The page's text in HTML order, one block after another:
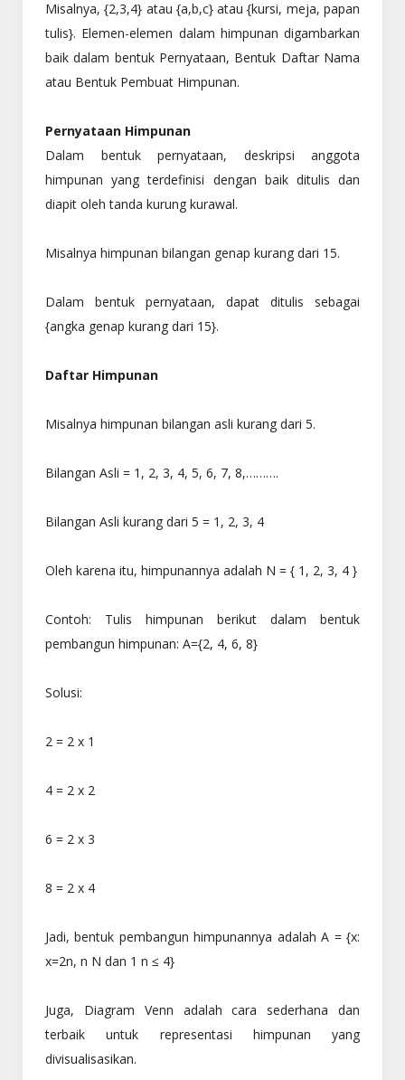
Misalnya, {2,3,4} atau {a,b,c} atau {kursi, meja, papan
tulis}. Elemen-elemen dalam himpunan digambarkan
baik dalam bentuk Pernyataan, Bentuk Daftar Nama
atau Bentuk Pembuat Himpunan.
Pernyataan Himpunan
Dalam bentuk pernyataan, deskripsi anggota
himpunan yang terdefinisi dengan baik ditulis dan
diapit oleh tanda kurung kurawal.
Misalnya himpunan bilangan genap kurang dari 15.
Dalam bentuk pernyataan, dapat ditulis sebagai
{angka genap kurang dari 15}.
Daftar Himpunan
Misalnya himpunan bilangan asli kurang dari 5.
Bilangan Asli = 1, 2, 3, 4, 5, 6, 7, 8,……….
Bilangan Asli kurang dari 5 = 1, 2, 3, 4
Oleh karena itu, himpunannya adalah N = { 1, 2, 3, 4 }
Contoh: Tulis himpunan berikut dalam bentuk
pembangun himpunan: A={2, 4, 6, 8}
Solusi:
2 = 2 x 1
4 = 2 x 2
6 = 2 x 3
8 = 2 x 4
Jadi, bentuk pembangun himpunannya adalah A = {x:
x=2n, n N dan 1 n ≤ 4}
Juga, Diagram Venn adalah cara sederhana dan
terbaik untuk representasi himpunan yang
divisualisasikan.